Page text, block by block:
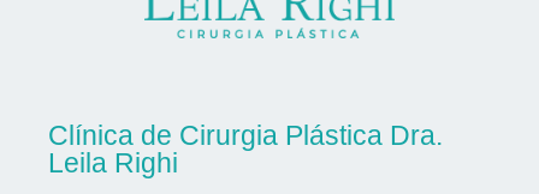
Clínica de Cirurgia Plástica Dra.
Leila Righi